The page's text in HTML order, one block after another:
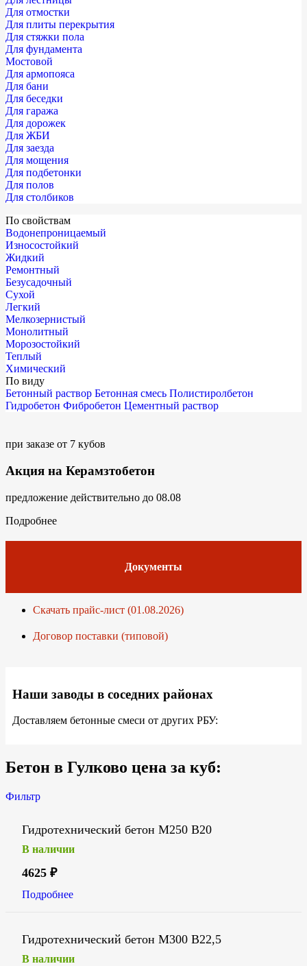
Для отмостки
Для плиты перекрытия
Для стяжки пола
Для фундамента
Мостовой
Для армопояса
Для бани
Для беседки
Для гаража
Для дорожек
Для ЖБИ
Для заезда
Для мощения
Для подбетонки
Для полов
Для столбиков
По свойствам
Водонепроницаемый
Износостойкий
Жидкий
Ремонтный
Безусадочный
Сухой
Легкий
Мелкозернистый
Монолитный
Морозостойкий
Теплый
Химический
По виду
Бетонный раствор Бетонная смесь Полистиролбетон
Гидробетон Фибробетон Цементный раствор
при заказе от 7 кубов
Акция на Керамзтобетон
предложение действительно до 08.08
Подробнее
Документы
Скачать прайс-лист (01.08.2026)
Договор поставки (типовой)
Наши заводы в соседних районах
Доставляем бетонные смеси от других РБУ:
Бетон в Гулково цена за куб:
Фильтр
Гидротехнический бетон М250 В20
В наличии
4625 ₽
Подробнее
Гидротехнический бетон М300 В22,5
В наличии